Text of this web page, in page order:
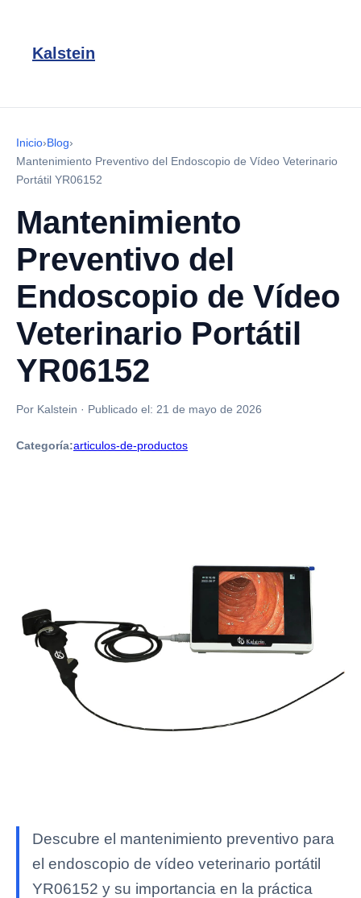
Kalstein
Inicio›Blog›
Mantenimiento Preventivo del Endoscopio de Vídeo Veterinario
Portátil YR06152
Mantenimiento
Preventivo del
Endoscopio de Vídeo
Veterinario Portátil
YR06152
Por Kalstein · Publicado el: 21 de mayo de 2026
Categoría:articulos-de-productos
Descubre el mantenimiento preventivo para
el endoscopio de vídeo veterinario portátil
YR06152 y su importancia en la práctica